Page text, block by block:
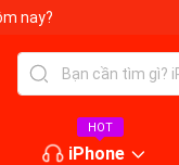
nay?
HOT
iPhone